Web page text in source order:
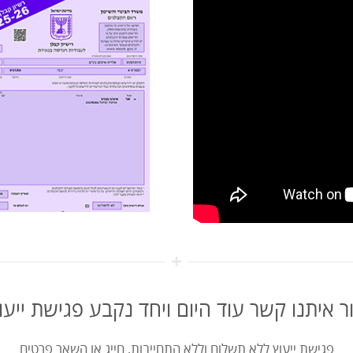
איתנו קשר עוד היום ויחד נקבע פגישת
פגישת ייעוץ ללא תשלום וללא התחייבות, חייג או השאר פרטים